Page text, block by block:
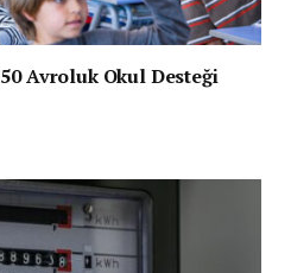
Avroluk Okul Desteği